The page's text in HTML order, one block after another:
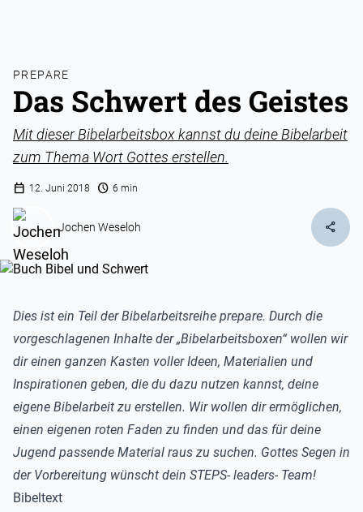
PREPARE
Das Schwert des Geistes
Mit dieser Bibelarbeitsbox kannst du deine Bibelarbeit
zum Thema Wort Gottes erstellen.
calendar_today 12. Juni 2018 schedule 6 min
Jochen Weseloh share
Dies ist ein Teil der Bibelarbeitsreihe prepare. Durch die
vorgeschlagenen Inhalte der „Bibelarbeitsboxen“ wollen wir
dir einen ganzen Kasten voller Ideen, Materialien und
Inspirationen geben, die du dazu nutzen kannst, deine
eigene Bibelarbeit zu erstellen. Wir wollen dir ermöglichen,
einen eigenen roten Faden zu finden und das für deine
Jugend passende Material raus zu suchen. Gottes Segen in
der Vorbereitung wünscht dein STEPS- leaders- Team!
Bibeltext